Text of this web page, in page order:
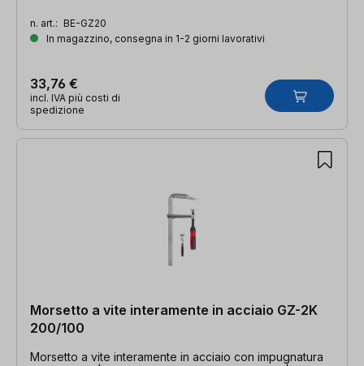
n. art.: BE-GZ20
In magazzino, consegna in 1-2 giorni lavorativi
33,76 €
incl. IVA più costi di
spedizione
Morsetto a vite interamente in acciaio GZ-2K
200/100
Morsetto a vite interamente in acciaio con impugnatura